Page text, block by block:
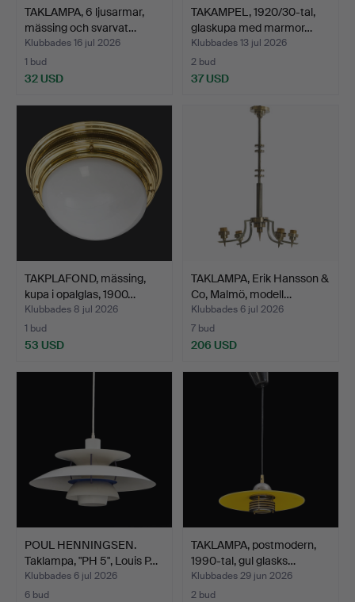
TAKLAMPA, 6 ljusarmar,
mässing och svarvat…
Klubbades 16 jul 2026
1 bud
32 USD
TAKAMPEL, 1920/30-tal,
glaskupa med marmor…
Klubbades 13 jul 2026
2 bud
37 USD
TAKPLAFOND, mässing,
kupa i opalglas, 1900…
Klubbades 8 jul 2026
1 bud
53 USD
TAKLAMPA, Erik Hansson &
Co, Malmö, modell…
Klubbades 6 jul 2026
7 bud
206 USD
POUL HENNINGSEN.
Taklampa, "PH 5", Louis P…
Klubbades 6 jul 2026
6 bud
TAKLAMPA, postmodern,
1990-tal, gul glasks…
Klubbades 29 jun 2026
2 bud